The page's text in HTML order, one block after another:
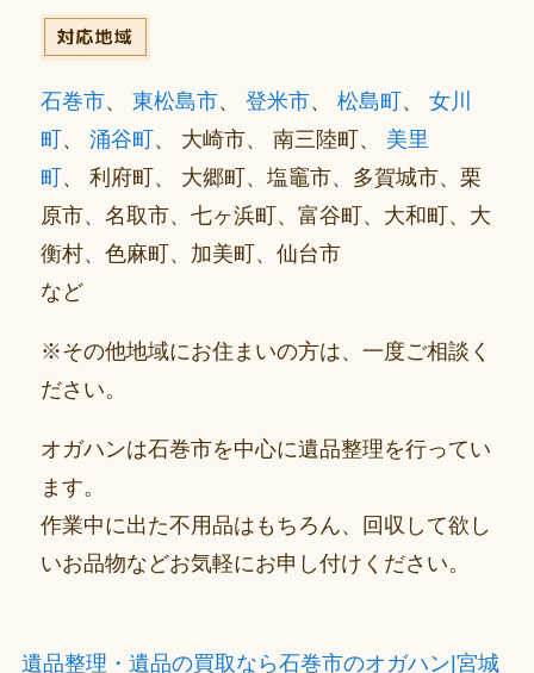
石巻市、東松島市、登米市、松島町 、女川
町 、涌谷町 、 大崎市、 南三陸町、 美里
町 、 利府町、 大郷町、塩竈市、多賀城市、栗
原市、名取市、七ヶ浜町、富谷町、大和町、大
衡村、色麻町、加美町、仙台市
など
※その他地域にお住まいの方は、一度ご相談く
ださい。
オガハンは石巻市を中心に遺品整理を行ってい
ます。
作業中に出た不用品はもちろん、回収して欲し
いお品物などお気軽にお申し付けください。
遺品整理・遺品の買取なら石巻市のオガハン|宮城